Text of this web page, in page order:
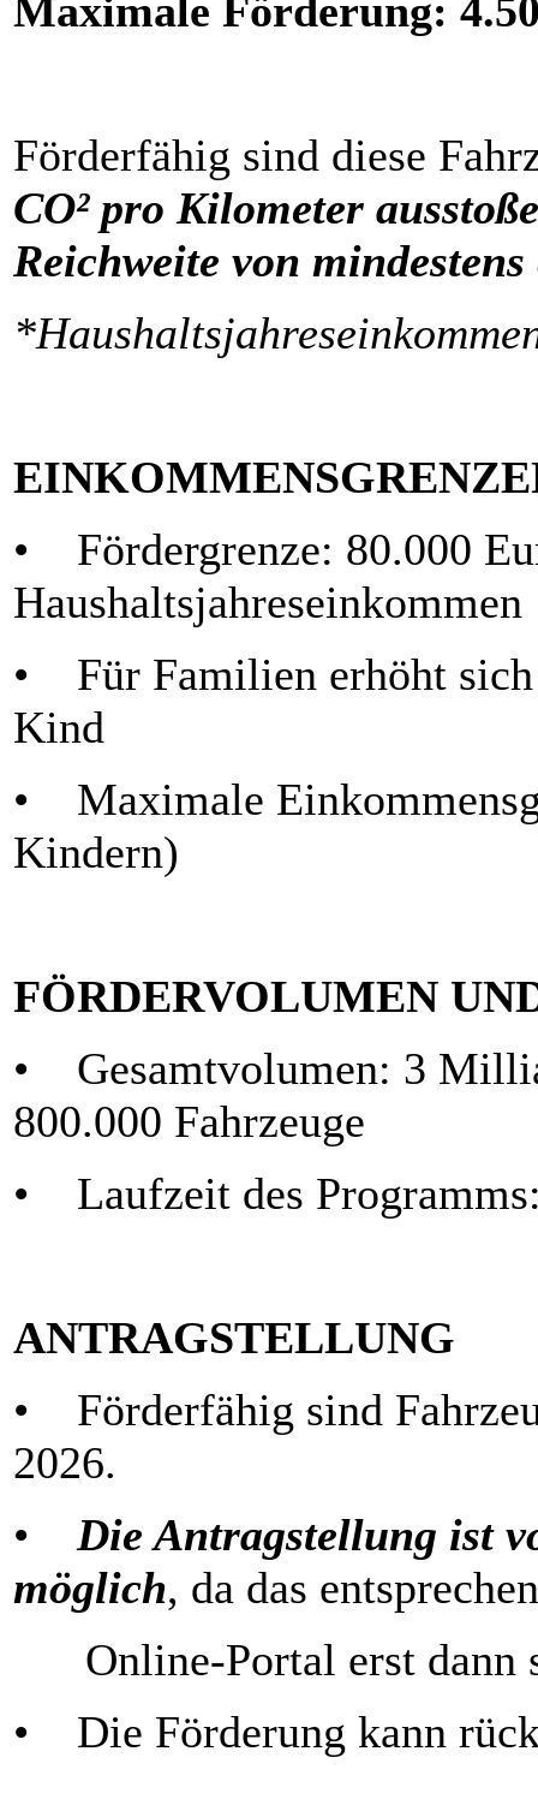
Maximale Förderung:
Förderfähig sind diese
CO² pro Kilometer
Reichweite von
• Fördergrenze: 80.000
Haushaltsjahreseinkommen
• Für Familien erhöht sich
Kind
• Maximale
Kindern)
FÖRDERVOLUMEN
• Gesamtvolumen: 3
800.000 Fahrzeuge
• Laufzeit des
ANTRAGSTELLUNG
• Förderfähig sind
2026.
• Die Antragstellung ist
möglich, da das
Online-Portal erst dann
• Die Förderung kann